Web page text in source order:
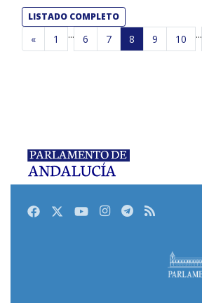
LISTADO COMPLETO
« 1 ... 6 7 8 9 10 ...
FacebookTwitterYoutubeInstagram
Telegram
RSS